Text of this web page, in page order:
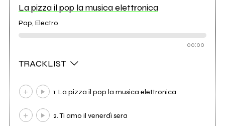
La pizza il pop la musica elettronica
Pop, Electro
00:00
TRACKLIST
1. La pizza il pop la musica elettronica
2. Ti amo il venerdì sera